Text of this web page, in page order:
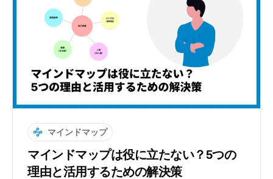
マインドマップ
マインドマップは役に立たない？5つの
理由と活用するための解決策